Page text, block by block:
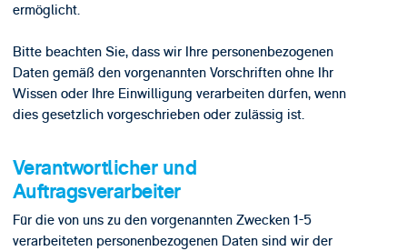
ermöglicht.
Bitte beachten Sie, dass wir Ihre personenbezogenen
Daten gemäß den vorgenannten Vorschriften ohne Ihr
Wissen oder Ihre Einwilligung verarbeiten dürfen, wenn
dies gesetzlich vorgeschrieben oder zulässig ist.
Verantwortlicher und
Auftragsverarbeiter
Für die von uns zu den vorgenannten Zwecken 1-5
verarbeiteten personenbezogenen Daten sind wir der